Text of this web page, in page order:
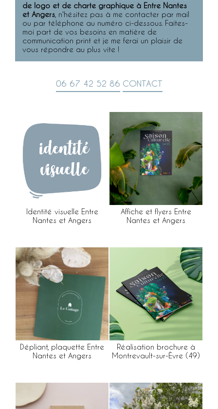
de logo et de charte graphique à Entre Nantes
et Angers , n'hésitez pas à me contacter par mail
ou par téléphone au numéro ci-dessous. Faites-
moi part de vos besoins en matière de
communication print et je me ferai un plaisir de
vous répondre au plus vite !
06 67 42 52 86 CONTACT
Identité visuelle Entre
Nantes et Angers
Affiche et flyers Entre
Nantes et Angers
Dépliant, plaquette Entre
Nantes et Angers
Réalisation brochure à
Montrevault-sur-Èvre (49)